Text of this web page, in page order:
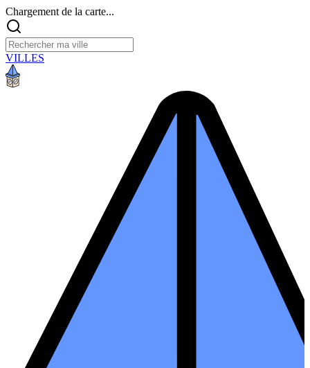
Chargement de la carte...
VILLES